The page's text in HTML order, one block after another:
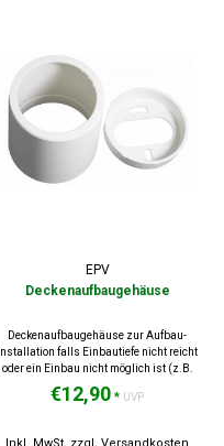
EPV
Deckenaufbaugehäuse
Deckenaufbaugehäuse zur Aufbau-
Installation falls Einbautiefe nicht reicht
oder ein Einbau nicht möglich ist (z.B.
Sichtbetondecken).
€12,90 * UVP